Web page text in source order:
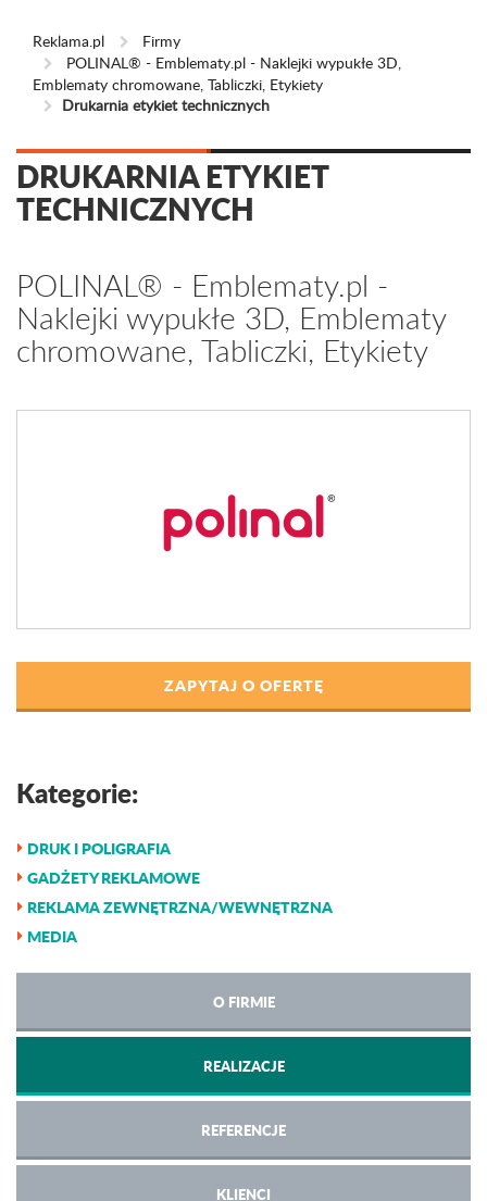
Reklama.pl
Firmy
POLINAL® - Emblematy.pl - Naklejki wypukłe 3D,
Emblematy chromowane, Tabliczki, Etykiety
Drukarnia etykiet technicznych
DRUKARNIA ETYKIET
TECHNICZNYCH
POLINAL® - Emblematy.pl -
Naklejki wypukłe 3D, Emblematy
chromowane, Tabliczki, Etykiety
ZAPYTAJ O OFERTĘ
Kategorie:
DRUK I POLIGRAFIA
GADŻETY REKLAMOWE
REKLAMA ZEWNĘTRZNA/WEWNĘTRZNA
MEDIA
O FIRMIE
REALIZACJE
REFERENCJE
KLIENCI